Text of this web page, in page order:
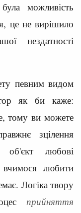
можливість
це не вирішило
нездатності
певним видом
як би каже:
тому ви можете
зцілення
об'єкт любові
любити
Логіка твору
прийняття